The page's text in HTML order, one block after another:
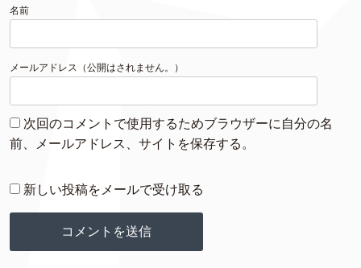
名前
メールアドレス（公開はされません。）
次回のコメントで使用するためブラウザーに自分の名
前、メールアドレス、サイトを保存する。
新しい投稿をメールで受け取る